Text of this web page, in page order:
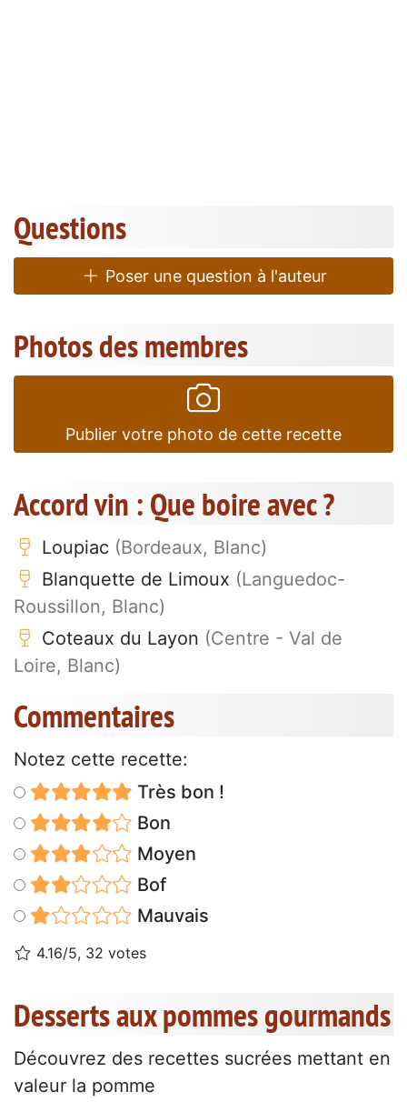
Questions
Poser une question à l'auteur
Photos des membres
Publier votre photo de cette recette
Accord vin : Que boire avec ?
Loupiac (Bordeaux, Blanc)
Blanquette de Limoux (Languedoc-
Roussillon, Blanc)
Coteaux du Layon (Centre - Val de
Loire, Blanc)
Commentaires
Notez cette recette:
Très bon !
Bon
Moyen
Bof
Mauvais
4.16/5, 32 votes
Desserts aux pommes gourmands
Découvrez des recettes sucrées mettant en
valeur la pomme